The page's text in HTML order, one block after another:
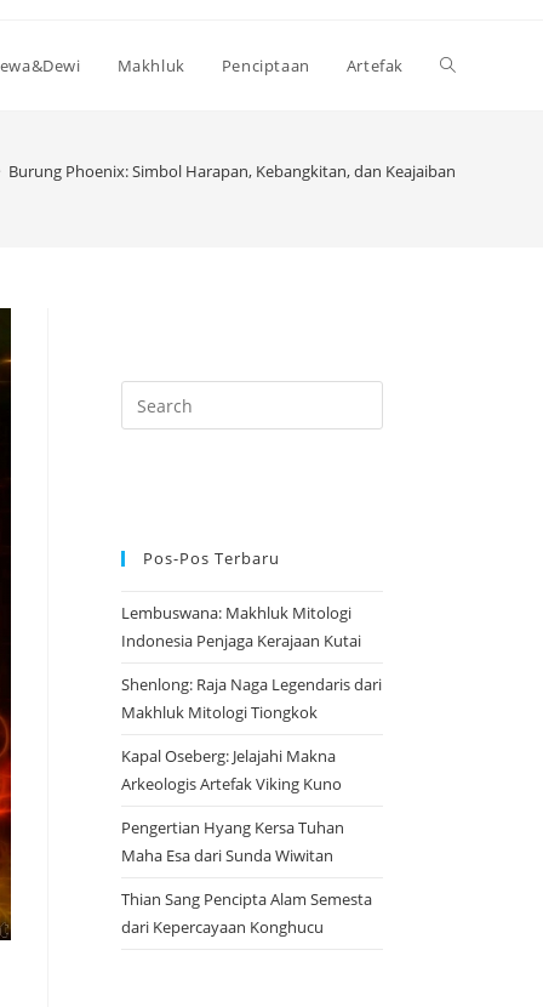
Makhluk Penciptaan Artefak Toggle
Burung Phoenix: Simbol Harapan, Kebangkitan, dan Keajaiban
Pos-Pos Terbaru
Lembuswana: Makhluk Mitologi
Indonesia Penjaga Kerajaan Kutai
Shenlong: Raja Naga Legendaris dari
Makhluk Mitologi Tiongkok
Kapal Oseberg: Jelajahi Makna
Arkeologis Artefak Viking Kuno
Pengertian Hyang Kersa Tuhan
Maha Esa dari Sunda Wiwitan
Thian Sang Pencipta Alam Semesta
dari Kepercayaan Konghucu